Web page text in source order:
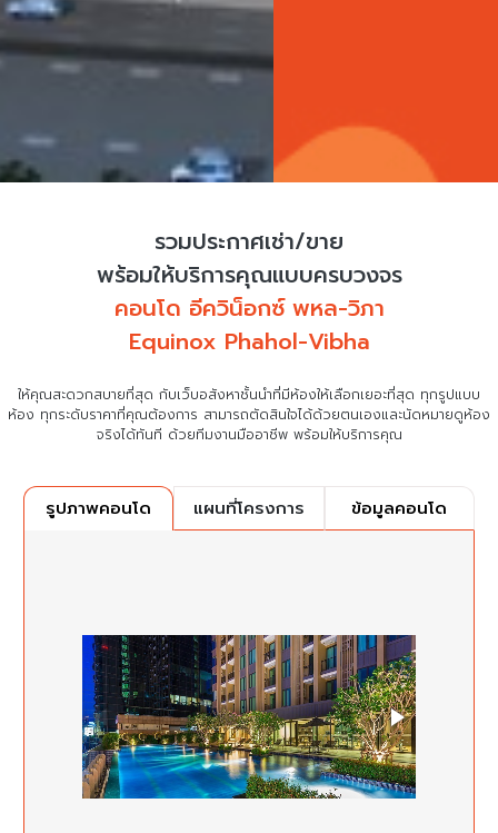
รวมประกาศเช่า/ขาย
พร้อมให้บริการคุณแบบครบวงจร
คอนโด อีควิน็อกซ์ พหล-วิภา
Equinox Phahol-Vibha
ให้คุณสะดวกสบายที่สุด กับเว็บอสังหาชั้นนำที่มีห้องให้เลือกเยอะที่สุด ทุกรูปแบบ
ห้อง ทุกระดับราคาที่คุณต้องการ สามารถตัดสินใจได้ด้วยตนเองและนัดหมายดูห้อง
จริงได้ทันที ด้วยทีมงานมืออาชีพ พร้อมให้บริการคุณ
รูปภาพคอนโด แผนที่โครงการ ข้อมูลคอนโด